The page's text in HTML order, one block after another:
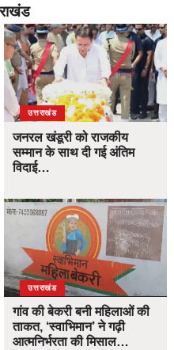
उत्तराखंड
जनरल खंडूरी को राजकीय
सम्मान के साथ दी गई अंतिम
विदाई…
उत्तराखंड
गांव की बेकरी बनी महिलाओं की
ताकत, ‘स्वाभिमान’ ने गढ़ी
आत्मनिर्भरता की मिसाल…